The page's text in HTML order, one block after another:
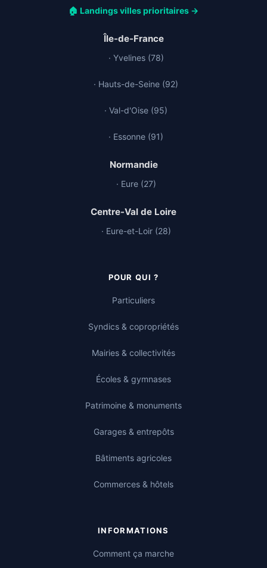
🏠 Landings villes prioritaires →
Île-de-France
· Yvelines (78)
· Hauts-de-Seine (92)
· Val-d'Oise (95)
· Essonne (91)
Normandie
· Eure (27)
Centre-Val de Loire
· Eure-et-Loir (28)
POUR QUI ?
Particuliers
Syndics & copropriétés
Mairies & collectivités
Écoles & gymnases
Patrimoine & monuments
Garages & entrepôts
Bâtiments agricoles
Commerces & hôtels
INFORMATIONS
Comment ça marche